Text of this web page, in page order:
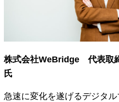
株式会社WeBridge 代表取
氏
急速に変化を遂げるデジタ